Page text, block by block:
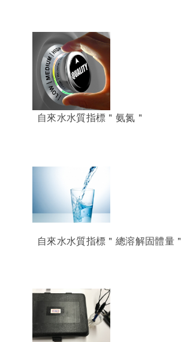
自來水水質指標＂氨氮＂
自來水水質指標＂總溶解固體量＂